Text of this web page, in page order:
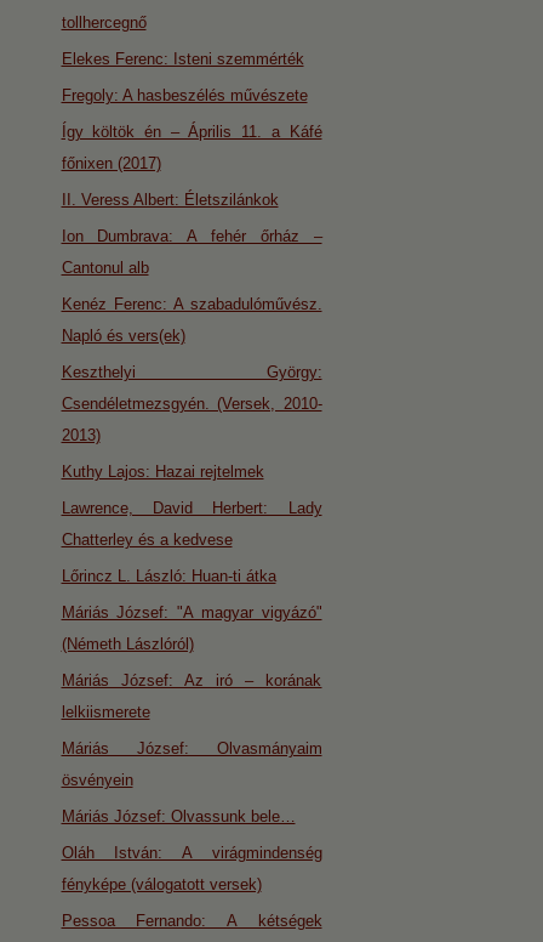
tollhercegnő
Elekes Ferenc: Isteni szemmérték
Fregoly: A hasbeszélés művészete
Így költök én – Április 11. a Káfé
főnixen (2017)
II. Veress Albert: Életszilánkok
Ion Dumbrava: A fehér őrház –
Cantonul alb
Kenéz Ferenc: A szabadulóművész.
Napló és vers(ek)
Keszthelyi György:
Csendéletmezsgyén. (Versek, 2010-
2013)
Kuthy Lajos: Hazai rejtelmek
Lawrence, David Herbert: Lady
Chatterley és a kedvese
Lőrincz L. László: Huan-ti átka
Máriás József: "A magyar vigyázó"
(Németh Lászlóról)
Máriás József: Az iró – korának
lelkiismerete
Máriás József: Olvasmányaim
ösvényein
Máriás József: Olvassunk bele…
Oláh István: A virágmindenség
fényképe (válogatott versek)
Pessoa Fernando: A kétségek